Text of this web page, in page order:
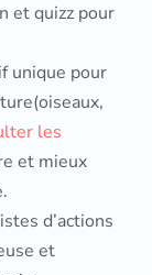
et quizz pour
unique pour
les
et mieux
d’actions
et